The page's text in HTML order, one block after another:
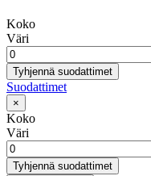
Koko
Väri
Tyhjennä suodattimet
Suodattimet
×
Koko
Väri
Tyhjennä suodattimet